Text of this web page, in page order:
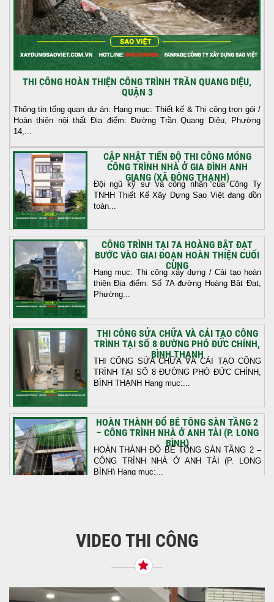
THI CÔNG HOÀN THIỆN CÔNG TRÌNH TRẦN QUANG DIỆU,
QUẬN 3
Thông tin tổng quan dự án: Hạng mục: Thiết kế & Thi công trọn gói /
Hoàn thiện nội thất Địa điểm: Đường Trần Quang Diệu, Phường
14,...
CẬP NHẬT TIẾN ĐỘ THI CÔNG MÓNG
CÔNG TRÌNH NHÀ Ở GIA ĐÌNH ANH
GIANG (XÃ ĐÔNG THẠNH)
Đội ngũ kỹ sư và công nhân của Công Ty
TNHH Thiết Kế Xây Dựng Sao Việt đang dồn
toàn...
CÔNG TRÌNH TẠI 7A HOÀNG BẬT ĐẠT
BƯỚC VÀO GIAI ĐOẠN HOÀN THIỆN CUỐI
CÙNG
Hạng mục: Thi công xây dựng / Cải tạo hoàn
thiện Địa điểm: Số 7A đường Hoàng Bật Đạt,
Phường...
THI CÔNG SỬA CHỮA VÀ CẢI TẠO CÔNG
TRÌNH TẠI SỐ 8 ĐƯỜNG PHÓ ĐỨC CHÍNH,
BÌNH THẠNH
THI CÔNG SỬA CHỮA VÀ CẢI TẠO CÔNG
TRÌNH TẠI SỐ 8 ĐƯỜNG PHÓ ĐỨC CHÍNH,
BÌNH THẠNH Hạng mục:...
HOÀN THÀNH ĐỔ BÊ TÔNG SÀN TẦNG 2
– CÔNG TRÌNH NHÀ Ở ANH TÀI (P. LONG
BÌNH)
HOÀN THÀNH ĐỔ BÊ TÔNG SÀN TẦNG 2 –
CÔNG TRÌNH NHÀ Ở ANH TÀI (P. LONG
BÌNH) Hạng mục:...
Tiếp nối sự tin tưởng từ quý khách hàng, vừa
qua Công Ty TNHH Thiết Kế Xây Dựng Sao
NHẬN CHÌA KHÓA – TRAO TỔ ẤM MỚI
VIDEO THI CÔNG